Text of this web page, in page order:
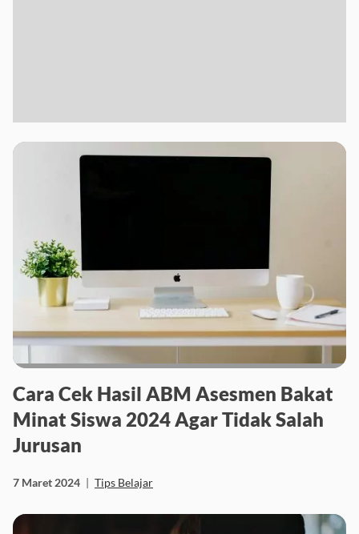
Cara Cek Hasil ABM Asesmen Bakat
Minat Siswa 2024 Agar Tidak Salah
Jurusan
7 Maret 2024 | Tips Belajar